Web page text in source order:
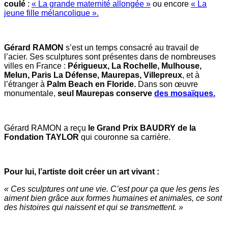
coulé : « La grande maternité allongée » ou encore « La
jeune fille mélancolique ».
Gérard RAMON s’est un temps consacré au travail de
l’acier. Ses sculptures sont présentes dans de nombreuses
villes en France : Périgueux, La Rochelle, Mulhouse,
Melun, Paris La Défense, Maurepas, Villepreux, et à
l’étranger à Palm Beach en Floride. Dans son œuvre
monumentale, seul Maurepas conserve des mosaïques.
Gérard RAMON a reçu le Grand Prix BAUDRY de la
Fondation TAYLOR qui couronne sa carrière.
Pour lui, l’artiste doit créer un art vivant :
« Ces sculptures ont une vie. C’est pour ça que les gens les
aiment bien grâce aux formes humaines et animales, ce sont
des histoires qui naissent et qui se transmettent. »